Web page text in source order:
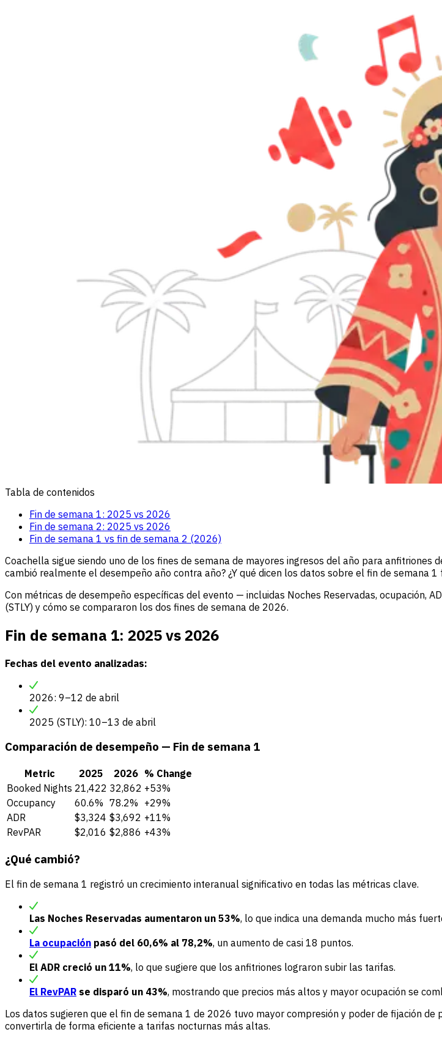
Tabla de contenidos
Fin de semana 1: 2025 vs 2026
Fin de semana 2: 2025 vs 2026
Fin de semana 1 vs fin de semana 2 (2026)
Coachella sigue siendo uno de los fines de semana de mayores ingresos del año para
cambió realmente el desempeño año contra año? ¿Y qué dicen los datos sobre el fin de semana
Con métricas de desempeño específicas del evento — incluidas Noches Reservadas, ocupación,
(STLY) y cómo se compararon los dos fines de semana de 2026.
Fin de semana 1: 2025 vs 2026
Fechas del evento analizadas:
2026: 9–12 de abril
2025 (STLY): 10–13 de abril
Comparación de desempeño — Fin de semana 1
Metric 2025 2026 % Change
Booked Nights 21,422 32,862 +53%
Occupancy
60.6% 78.2% +29%
ADR
$3,324 $3,692 +11%
RevPAR
$2,016 $2,886 +43%
¿Qué cambió?
El fin de semana 1 registró un crecimiento interanual significativo en todas las métricas clave.
Las Noches Reservadas aumentaron un 53%, lo que indica una demanda mucho más
La ocupación pasó del 60,6% al 78,2%, un aumento de casi 18 puntos.
El ADR creció un 11%, lo que sugiere que los anfitriones lograron subir las tarifas.
El RevPAR se disparó un 43%, mostrando que precios más altos y mayor ocupación se
Los datos sugieren que el fin de semana 1 de 2026 tuvo mayor compresión y poder de fijación
convertirla de forma eficiente a tarifas nocturnas más altas.